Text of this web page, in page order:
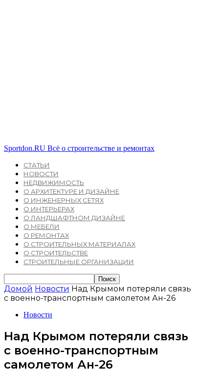
Sportdon.RU Всё о строительстве и ремонтах
СТАТЬИ
НОВОСТИ
НЕДВИЖИМОСТЬ
О АРХИТЕКТУРЕ И ДИЗАЙНЕ
О ИНЖЕНЕРНЫХ СЕТЯХ
О ИНТЕРЬЕРАХ
О ЛАНДШАФТНОМ ДИЗАЙНЕ
О МЕБЕЛИ
О РЕМОНТАХ
О СТРОИТЕЛЬНЫХ МАТЕРИАЛАХ
О СТРОИТЕЛЬСТВЕ
СТРОИТЕЛЬНЫЕ ОРГАНИЗАЦИИ
Домой Новости Над Крымом потеряли связь
с военно-транспортным самолетом Ан-26
Новости
Над Крымом потеряли связь
с военно-транспортным
самолетом Ан-26